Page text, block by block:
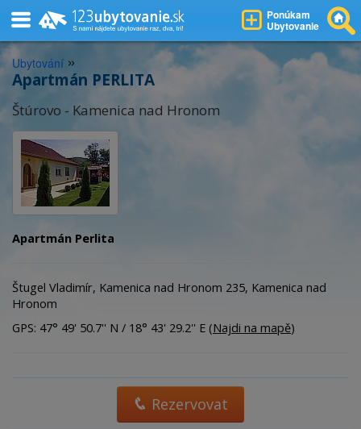
Ponúkam
Ubytovanie
Ubytování »
Apartmán PERLITA
Štúrovo - Kamenica nad Hronom
Apartmán Perlita
Štugel Vladimír, Kamenica nad Hronom 235, Kamenica nad
Hronom
GPS: 47° 49' 50.7'' N / 18° 43' 29.2'' E (Najdi na mapě)
Rezervovat